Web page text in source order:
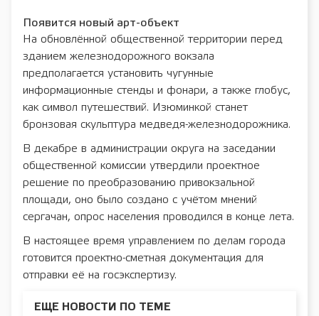
Появится новый арт-объект
На обновлённой общественной территории перед
зданием железнодорожного вокзала
предполагается установить чугунные
информационные стенды и фонари, а также глобус,
как символ путешествий. Изюминкой станет
бронзовая скульптура медведя-железнодорожника.
В декабре в администрации округа на заседании
общественной комиссии утвердили проектное
решение по преобразованию привокзальной
площади, оно было создано с учётом мнений
сергачан, опрос населения проводился в конце лета.
В настоящее время управлением по делам города
готовится проектно-сметная документация для
отправки её на госэкспертизу.
ЕЩЕ НОВОСТИ ПО ТЕМЕ